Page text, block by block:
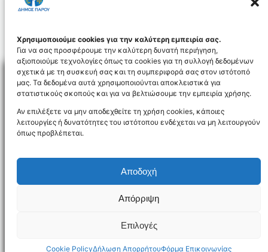
Χρησιμοποιούμε cookies για την καλύτερη εμπειρία σας.
Για να σας προσφέρουμε την καλύτερη δυνατή περιήγηση,
αξιοποιούμε τεχνολογίες όπως τα cookies για τη συλλογή δεδομένων
σχετικά με τη συσκευή σας και τη συμπεριφορά σας στον ιστότοπό
μας. Τα δεδομένα αυτά χρησιμοποιούνται αποκλειστικά για
στατιστικούς σκοπούς και για να βελτιώσουμε την εμπειρία χρήσης.
Αν επιλέξετε να μην αποδεχθείτε τη χρήση cookies, κάποιες
λειτουργίες ή δυνατότητες του ιστότοπου ενδέχεται να μη λειτουργούν
όπως προβλέπεται.
Αποδοχή
Απόρριψη
Επιλογές
Cookie PolicyΔήλωση ΑπορρήτουΦόρμα Επικοινωνίας
apofasi_11.2014_id3059
NEWSLETTER
Δήλωση Προσβασιμότητας
Δήμος Πάρου